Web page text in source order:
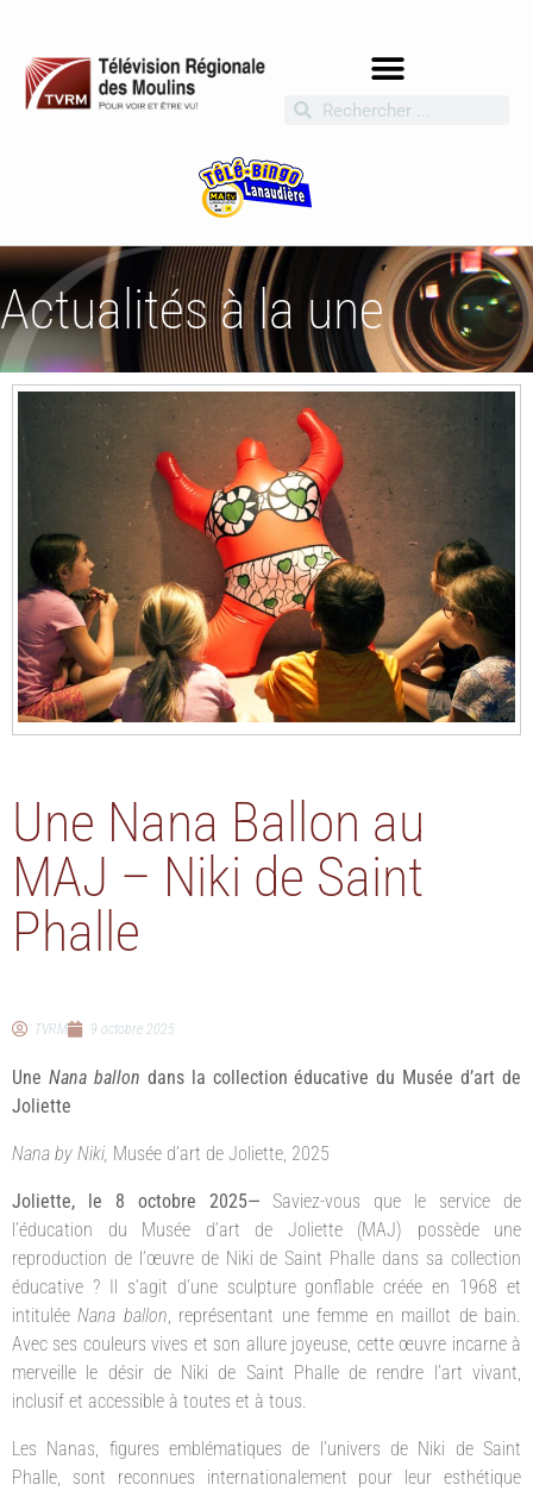
Actualités à la une
Une Nana Ballon au
MAJ – Niki de Saint
Phalle
TVRM 9 octobre 2025
Une Nana ballon dans la collection éducative du Musée d’art de
Joliette
Nana by Niki, Musée d’art de Joliette, 2025
Joliette, le 8 octobre 2025— Saviez-vous que le service de
l’éducation du Musée d’art de Joliette (MAJ) possède une
reproduction de l’œuvre de Niki de Saint Phalle dans sa collection
éducative ? Il s’agit d’une sculpture gonflable créée en 1968 et
intituléeNana ballon, représentant une femme en maillot de bain.
Avec ses couleurs vives et son allure joyeuse, cette œuvre incarne à
merveille le désir de Niki de Saint Phalle de rendre l’art vivant,
inclusif et accessible à toutes et à tous.
Les Nanas, figures emblématiques de l’univers de Niki de Saint
Phalle, sont reconnues internationalement pour leur esthétique